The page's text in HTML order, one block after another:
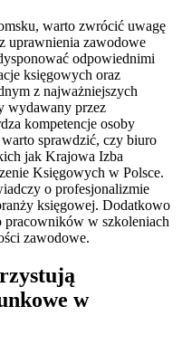
warto zwrócić uwagę
uprawnienia zawodowe
odpowiednimi
księgowych oraz
z najważniejszych
wydawany przez
kompetencje osoby
sprawdzić, czy biuro
jak Krajowa Izba
Księgowych w Polsce.
o profesjonalizmie
księgowej. Dodatkowo
pracowników w szkoleniach
zawodowe.
w